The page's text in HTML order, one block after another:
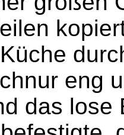
eng
das lose